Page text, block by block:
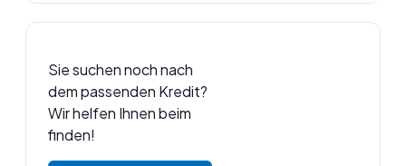
Sie suchen noch nach
dem passenden Kredit?
Wir helfen Ihnen beim
finden!